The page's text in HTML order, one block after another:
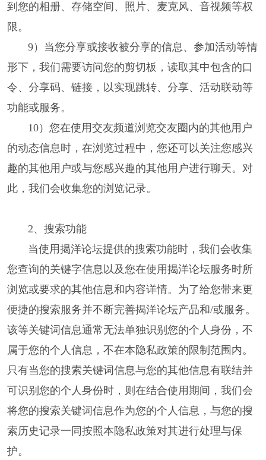
到您的相册、存储空间、照片、麦克风、音视频等权
限。
9）当您分享或接收被分享的信息、参加活动等情
形下，我们需要访问您的剪切板，读取其中包含的口
令、分享码、链接，以实现跳转、分享、活动联动等
功能或服务。
10）您在使用交友频道浏览交友圈内的其他用户
的动态信息时，在浏览过程中，您还可以关注您感兴
趣的其他用户或与您感兴趣的其他用户进行聊天。对
此，我们会收集您的浏览记录。
2、搜索功能
当使用揭洋论坛提供的搜索功能时，我们会收集
您查询的关键字信息以及您在使用揭洋论坛服务时所
浏览或要求的其他信息和内容详情。为了给您带来更
便捷的搜索服务并不断完善揭洋论坛产品和/或服务。
该等关键词信息通常无法单独识别您的个人身份，不
属于您的个人信息，不在本隐私政策的限制范围内。
只有当您的搜索关键词信息与您的其他信息有联结并
可识别您的个人身份时，则在结合使用期间，我们会
将您的搜索关键词信息作为您的个人信息，与您的搜
索历史记录一同按照本隐私政策对其进行处理与保
护。